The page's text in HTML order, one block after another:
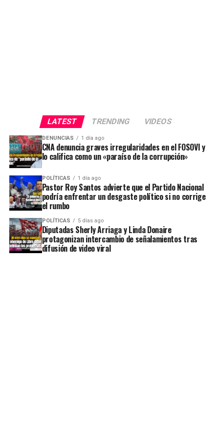
LATEST TRENDING VIDEOS
DENUNCIAS 1 día ago
CNA denuncia graves irregularidades en el FOSOVI y
lo califica como un «paraíso de la corrupción»
POLÍTICAS 1 día ago
Pastor Roy Santos advierte que el Partido Nacional
podría enfrentar un desgaste político si no corrige
el rumbo
POLÍTICAS 5 días ago
Diputadas Sherly Arriaga y Linda Donaire
protagonizan intercambio de señalamientos tras
difusión de video viral